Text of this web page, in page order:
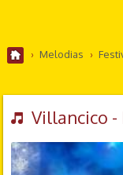
› Melodias ›
Villancico -